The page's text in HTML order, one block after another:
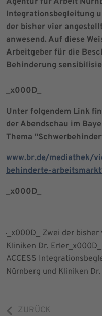
Integrationsbegleitung
der bisher vier
anwesend. Auf diese
Arbeitgeber für die
Behinderung
_x000D_
Unter folgendem Link
der Abendschau im
Thema
www.br.de/mediathek/
behinderte-
_x000D_
_x000D_ Zwei der
Kliniken Dr.
ACCESS
Nürnberg und Kliniken
ZURÜCK